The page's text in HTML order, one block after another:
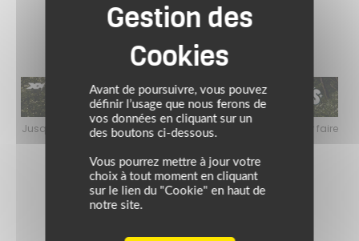
faireJusqu’au 24 août 2026, profitez de l’ambiance estivale pour faire
le plein de bons plans sur l’équipement motard !
Avant de poursuivre, vous pouvez
définir l’usage que nous ferons de
vos données en cliquant sur un
des boutons ci-dessous.
Vous pourrez mettre à jour votre
choix à tout moment en cliquant
sur le lien du "Cookie" en haut de
notre site.